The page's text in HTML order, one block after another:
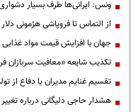
ونس: ایرانی‌ها طرف بسیار
از التماس تا فروپاشی هژمونی دلار
جهان با افزایش قیمت مواد
تکذیب شایعه «معافیت سربازان
تقسیم غنایم مدیران یا دفاع از
هشدار حاجی دلیگانی درباره